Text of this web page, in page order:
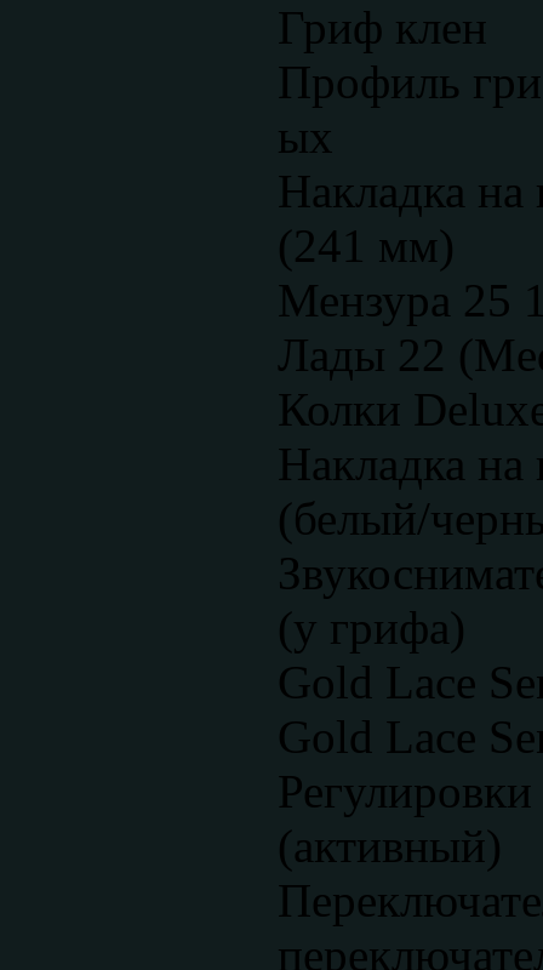
Гриф клен
Профиль
ых
Накладка на
(241 мм)
Мензура 25
Лады 22
Колки
Накладка на
(белый/
(у грифа)
Gold Lace
Gold Lace
(активный)